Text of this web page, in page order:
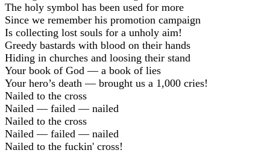
The holy symbol has been used for more
Since we remember his promotion campaign
Is collecting lost souls for a unholy aim!
Greedy bastards with blood on their hands
Hiding in churches and loosing their stand
Your book of God — a book of lies
Your hero’s death — brought us a 1,000 cries!
Nailed to the cross
Nailed — failed — nailed
Nailed to the cross
Nailed — failed — nailed
Nailed to the fuckin' cross!